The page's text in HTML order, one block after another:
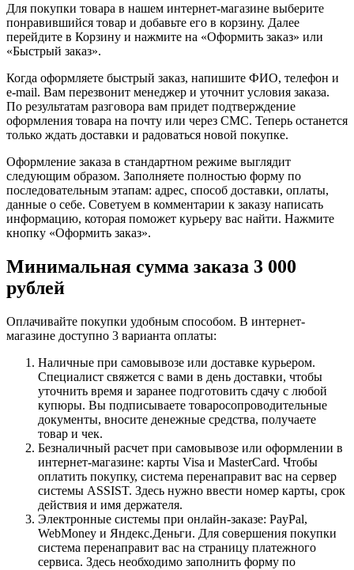
Для покупки товара в нашем интернет-магазине выберите
понравившийся товар и добавьте его в корзину. Далее
перейдите в Корзину и нажмите на «Оформить заказ» или
«Быстрый заказ».
Когда оформляете быстрый заказ, напишите ФИО, телефон и
e-mail. Вам перезвонит менеджер и уточнит условия заказа.
По результатам разговора вам придет подтверждение
оформления товара на почту или через СМС. Теперь останется
только ждать доставки и радоваться новой покупке.
Оформление заказа в стандартном режиме выглядит
следующим образом. Заполняете полностью форму по
последовательным этапам: адрес, способ доставки, оплаты,
данные о себе. Советуем в комментарии к заказу написать
информацию, которая поможет курьеру вас найти. Нажмите
кнопку «Оформить заказ».
Минимальная сумма заказа 3 000
рублей
Оплачивайте покупки удобным способом. В интернет-
магазине доступно 3 варианта оплаты:
Наличные при самовывозе или доставке курьером.
Специалист свяжется с вами в день доставки, чтобы
уточнить время и заранее подготовить сдачу с любой
купюры. Вы подписываете товаросопроводительные
документы, вносите денежные средства, получаете
товар и чек.
Безналичный расчет при самовывозе или оформлении в
интернет-магазине: карты Visa и MasterCard. Чтобы
оплатить покупку, система перенаправит вас на сервер
системы ASSIST. Здесь нужно ввести номер карты, срок
действия и имя держателя.
Электронные системы при онлайн-заказе: PayPal,
WebMoney и Яндекс.Деньги. Для совершения покупки
система перенаправит вас на страницу платежного
сервиса. Здесь необходимо заполнить форму по